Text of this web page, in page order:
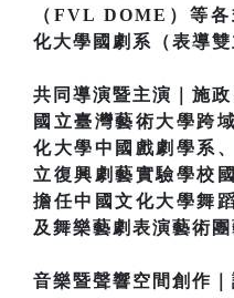
（FVL DOME）等
化大學國劇系（表導雙
共同導演暨主演｜施政
國立臺灣藝術大學跨
化大學中國戲劇學系
立復興劇藝實驗學校
擔任中國文化大學舞
及舞樂藝劇表演藝術團
音樂暨聲響空間創作